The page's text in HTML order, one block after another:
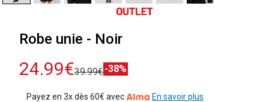
Robe unie - Noir
24.99€39.99€-38%
Payez en 3x dès 60€ avec En savoir plus